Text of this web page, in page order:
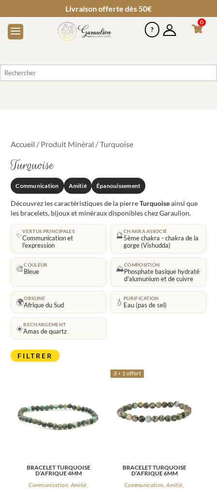
Livraison offerte dès 50€
0
Accueil / Produit Minéral / Turquoise
Turquoise
Communication Amitié Épanouissement
Découvrez les caractéristiques de la pierreTurquoiseainsi que
les bracelets, bijoux et minéraux disponibles chez Garaulion.
✨VERTUS PRINCIPALES
Communication et
l'expression
🔮CHAKRA ASSOCIÉ
5ème chakra - chakra de la
gorge (Vishudda)
🎨COULEUR
Bleue ⛰️COMPOSITION
Phosphate basique hydraté
d'alumunium et de cuivre
🌍ORIGINE
Afrique du Sud 💧 PURIFICATION
Eau (pas de sel)
☀️RECHARGEMENT
Amas de quartz
FILTRER
BRACELET TURQUOISE
D’AFRIQUE 4MM
Communication, Amitié,
3 + 1 offert
BRACELET TURQUOISE
D’AFRIQUE 6MM
Communication, Amitié,